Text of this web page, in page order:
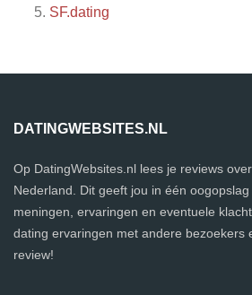
SF.dating
DATINGWEBSITES.NL
Op DatingWebsites.nl lees je reviews
Nederland. Dit geeft jou in één
meningen, ervaringen en eventuele
dating ervaringen met andere bezoekers
review!